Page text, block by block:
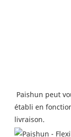
Paishun peut
établi en
livraison.